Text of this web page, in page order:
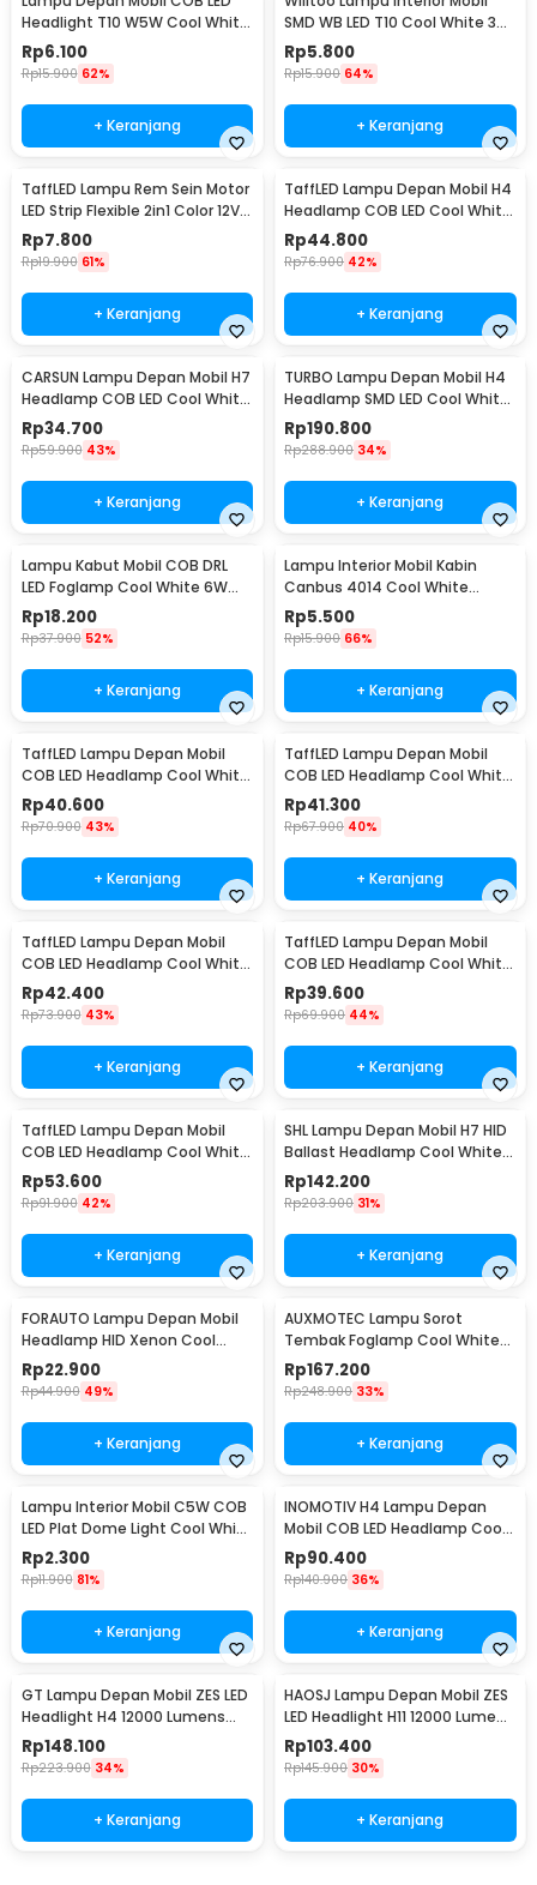
Headlight T10 W5W Cool White
1W 12V 2 PCS - T10-W5
Rp6.100
Rp15.900 62%
+ Keranjang
SMD WB LED T10 Cool White 3W
12V - YSY-PL
Rp5.800
Rp15.900 64%
+ Keranjang
TaffLED Lampu Rem Sein Motor
LED Strip Flexible 2in1 Color 12V
20cm
Rp7.800
Rp19.900 61%
+ Keranjang
TaffLED Lampu Depan Mobil H4
Headlamp COB LED Cool White
36W 2 PCS - C6
Rp44.800
Rp76.900 42%
+ Keranjang
CARSUN Lampu Depan Mobil H7
Headlamp COB LED Cool White
36W 2 PCS - C6
Rp34.700
Rp59.900 43%
+ Keranjang
TURBO Lampu Depan Mobil H4
Headlamp SMD LED Cool White
40W 2 PCS - T1
Rp190.800
Rp288.900 34%
+ Keranjang
Lampu Kabut Mobil COB DRL
LED Foglamp Cool White 6W
12V 190mm - MA357
Rp18.200
Rp37.900 52%
+ Keranjang
Lampu Interior Mobil Kabin
Canbus 4014 Cool White
31mm 12SMD LED
Rp5.500
Rp15.900 66%
+ Keranjang
TaffLED Lampu Depan Mobil
COB LED Headlamp Cool White
IP65 32V 9005/HB3/H10 - S2
Rp40.600
Rp70.900 43%
+ Keranjang
TaffLED Lampu Depan Mobil
COB LED Headlamp Cool White
IP65 32V 9006/HB4 - S2
Rp41.300
Rp67.900 40%
+ Keranjang
TaffLED Lampu Depan Mobil
COB LED Headlamp Cool White
IP65 32V H7 - S2
Rp42.400
Rp73.900 43%
+ Keranjang
TaffLED Lampu Depan Mobil
COB LED Headlamp Cool White
IP65 32V H11 - S2
Rp39.600
Rp69.900 44%
+ Keranjang
TaffLED Lampu Depan Mobil
COB LED Headlamp Cool White
IP65 32V H4/9003 - S2
Rp53.600
Rp91.900 42%
+ Keranjang
SHL Lampu Depan Mobil H7 HID
Ballast Headlamp Cool White
55W 12V 2PCS - RSVR
Rp142.200
Rp203.900 31%
+ Keranjang
FORAUTO Lampu Depan Mobil
Headlamp HID Xenon Cool
White 35W 12V 1 PCS H1
Rp22.900
Rp44.900 49%
+ Keranjang
AUXMOTEC Lampu Sorot
Tembak Foglamp Cool White
IP67 108W 9-50V 20cm 36 LED -
A8
Rp167.200
Rp248.900 33%
+ Keranjang
Lampu Interior Mobil C5W COB
LED Plat Dome Light Cool White
2W 1 PCS 31mm - BA9S
Rp2.300
Rp11.900 81%
+ Keranjang
INOMOTIV H4 Lampu Depan
Mobil COB LED Headlamp Cool
White 72W 2 PCS
Rp90.400
Rp140.900 36%
+ Keranjang
GT Lampu Depan Mobil ZES LED
Headlight H4 12000 Lumens
55W 9-32V 2 PCS Cool White
6000K - K5
Rp148.100
Rp223.900 34%
+ Keranjang
HAOSJ Lampu Depan Mobil ZES
LED Headlight H11 12000 Lumens
55W 2 PCS 6000K/Pure White -
K5
Rp103.400
Rp145.900 30%
+ Keranjang